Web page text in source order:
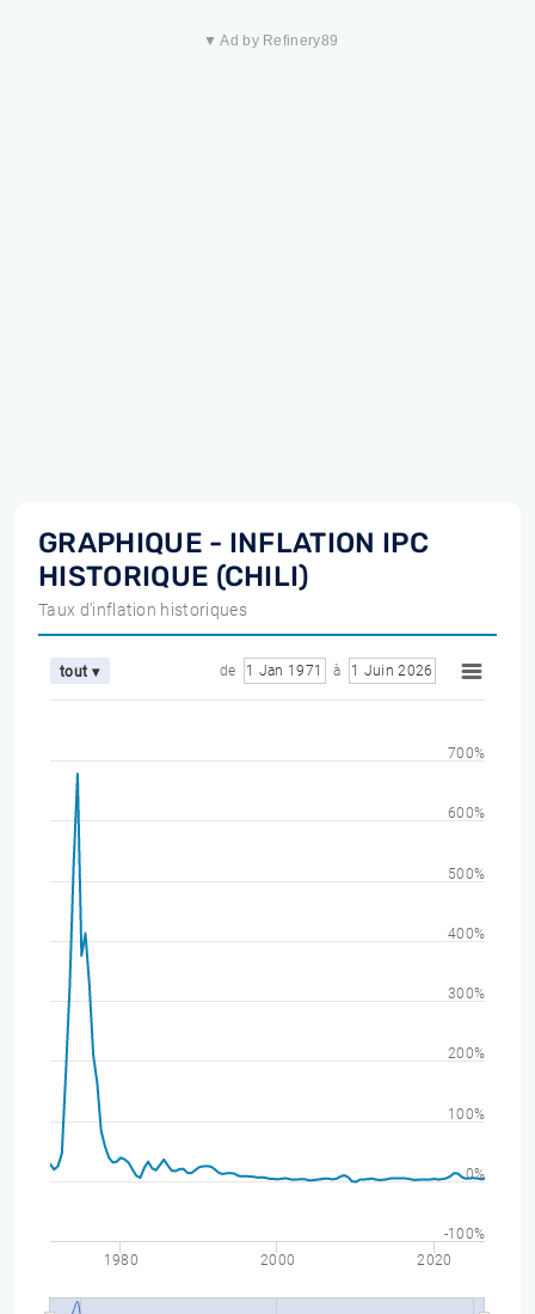
▼ Ad by Refinery89
GRAPHIQUE - INFLATION IPC
HISTORIQUE (CHILI)
Taux d'inflation historiques
tout ▾ de 1 Jan 1971 à 1 Juin 2026
1980 2000 2020
-100%
0%
100%
200%
300%
400%
500%
600%
700%